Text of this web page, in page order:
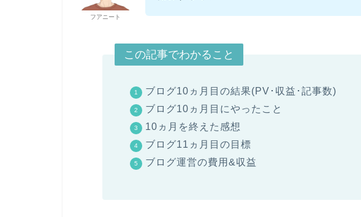
フアニート
この記事でわかること
ブログ10ヵ月目の結果(PV･収益･記事数)
ブログ10ヵ月目にやったこと
10ヵ月を終えた感想
ブログ11ヵ月目の目標
ブログ運営の費用&収益